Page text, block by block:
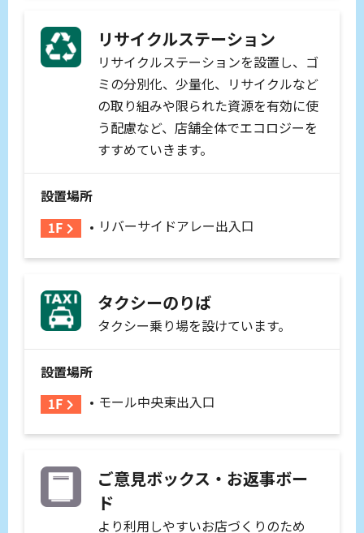
リサイクルステーション
リサイクルステーションを設置し、ゴ
ミの分別化、少量化、リサイクルなど
の取り組みや限られた資源を有効に使
う配慮など、店舗全体でエコロジーを
すすめていきます。
設置場所
リバーサイドアレー出入口
タクシーのりば
タクシー乗り場を設けています。
設置場所
モール中央東出入口
ご意見ボックス・お返事ボー
ド
より利用しやすいお店づくりのため